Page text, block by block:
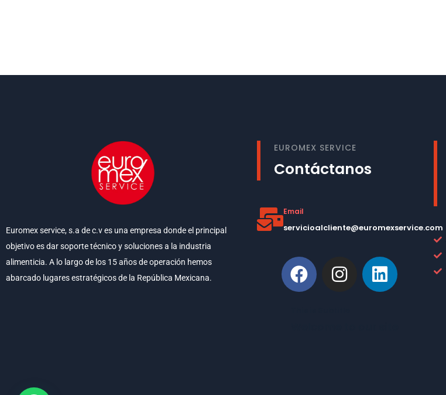
Euromex service, s.a de c.v es una empresa donde el principal
objetivo es dar soporte técnico y soluciones a la industria
alimenticia. A lo largo de los 15 años de operación hemos
abarcado lugares estratégicos de la República Mexicana.
EUROMEX SERVICE
Contáctanos
Email
servicioalcliente@euromexservice.com